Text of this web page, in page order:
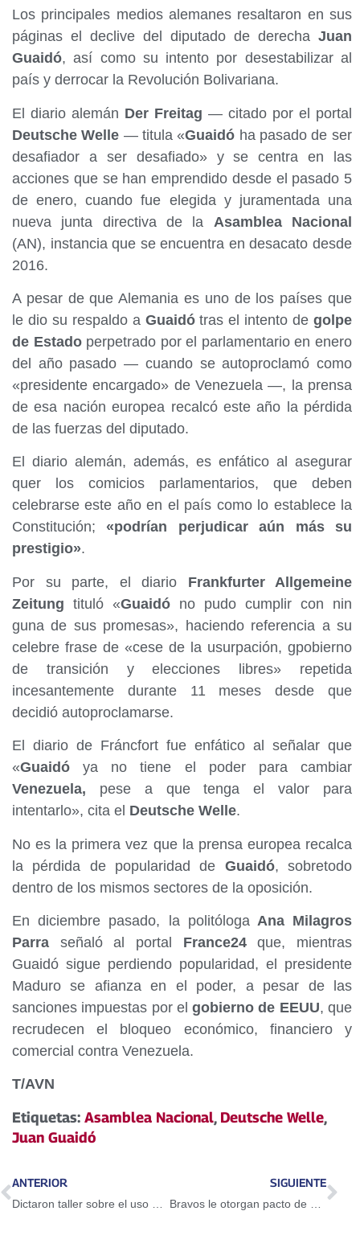
Los principales medios alemanes resaltaron en sus
páginas el declive del diputado de derecha Juan
Guaidó, así como su intento por desestabilizar al
país y derrocar la Revolución Bolivariana.
El diario alemán Der Freitag — citado por el portal
Deutsche Welle — titula «Guaidó ha pasado de ser
desafiador a ser desafiado» y se centra en las
acciones que se han emprendido desde el pasado 5
de enero, cuando fue elegida y juramentada una
nueva junta directiva de la Asamblea Nacional
(AN), instancia que se encuentra en desacato desde
2016.
A pesar de que Alemania es uno de los países que
le dio su respaldo a Guaidótras el intento de golpe
de Estadoperpetrado por el parlamentario en enero
del año pasado — cuando se autoproclamó como
«presidente encargado» de Venezuela —, la prensa
de esa nación europea recalcó este año la pérdida
de las fuerzas del diputado.
El diario alemán, además, es enfático al asegurar
quer los comicios parlamentarios, que deben
celebrarse este año en el país como lo establece la
Constitución; «podrían perjudicar aún más su
prestigio».
Por su parte, el diario Frankfurter Allgemeine
Zeitung tituló «Guaidó no pudo cumplir con nin
guna de sus promesas», haciendo referencia a su
celebre frase de «cese de la usurpación, gpobierno
de transición y elecciones libres» repetida
incesantemente durante 11 meses desde que
decidió autoproclamarse.
El diario de Fráncfort fue enfático al señalar que
«Guaidó ya no tiene el poder para cambiar
Venezuela, pese a que tenga el valor para
intentarlo», cita el Deutsche Welle.
No es la primera vez que la prensa europea recalca
la pérdida de popularidad de Guaidó, sobretodo
dentro de los mismos sectores de la oposición.
En diciembre pasado, la politólogaAna Milagros
Parra señaló al portal France24que, mientras
Guaidó sigue perdiendo popularidad, el presidente
Maduro se afianza en el poder, a pesar de las
sanciones impuestas por elgobierno de EEUU, que
recrudecen el bloqueo económico, financiero y
comercial contra Venezuela.
T/AVN
Etiquetas: Asamblea Nacional, Deutsche Welle,
Juan Guaidó
ANTERIOR SIGUIENTE